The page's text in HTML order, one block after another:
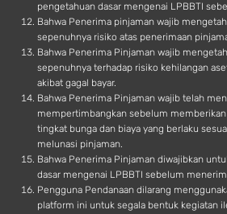
pengetahuan dasar mengenai LPBBTI
Bahwa Penerima pinjaman wajib
sepenuhnya risiko atas penerimaan
Bahwa Penerima Pinjaman wajib
sepenuhnya terhadap risiko kehilangan
akibat gagal bayar.
Bahwa Penerima Pinjaman wajib telah
mempertimbangkan sebelum
tingkat bunga dan biaya yang berlaku
melunasi pinjaman.
Bahwa Penerima Pinjaman diwajibkan
dasar mengenai LPBBTI sebelum
Pengguna Pendanaan dilarang
platform ini untuk segala bentuk kegiatan